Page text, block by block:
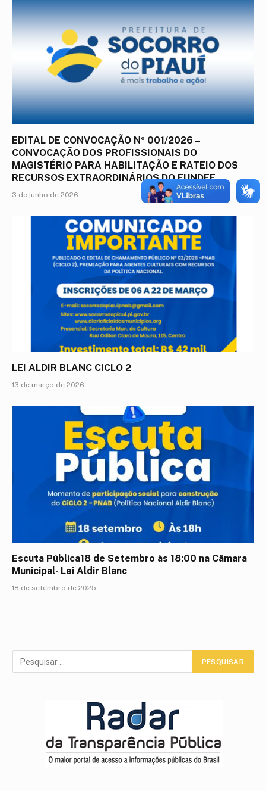
EDITAL DE CONVOCAÇÃO Nº 001/2026 –
CONVOCAÇÃO DOS PROFISSIONAIS DO
MAGISTÉRIO PARA HABILITAÇÃO E RATEIO DOS
RECURSOS EXTRAORDINÁRIOS DO FUNDEF
3 de junho de 2026
LEI ALDIR BLANC CICLO 2
13 de março de 2026
Escuta Pública18 de Setembro às 18:00 na Câmara
Municipal- Lei Aldir Blanc
18 de setembro de 2025